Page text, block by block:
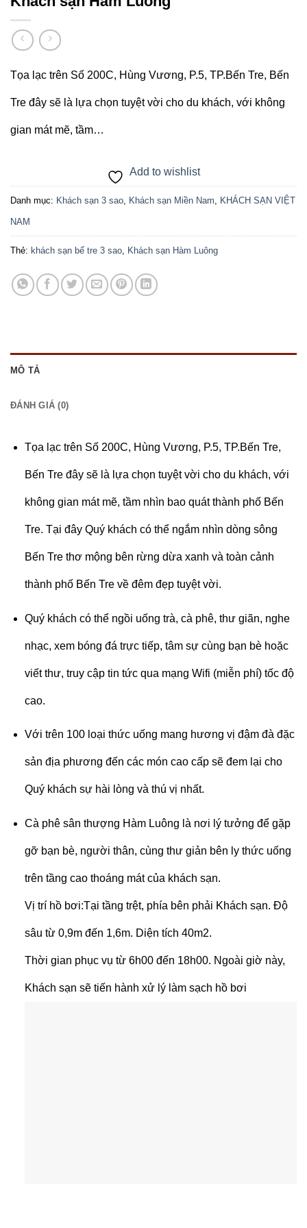
Tọa lạc trên Số 200C, Hùng Vương, P.5, TP.Bến Tre, Bến
Tre đây sẽ là lựa chọn tuyệt vời cho du khách, với không
gian mát mẽ, tầm…
Add to wishlist
Danh mục: Khách sạn 3 sao, Khách sạn Miền Nam, KHÁCH SẠN VIỆT
NAM
Thẻ: khách sạn bế tre 3 sao, Khách sạn Hàm Luông
MÔ TẢ
ĐÁNH GIÁ (0)
Tọa lạc trên Số 200C, Hùng Vương, P.5, TP.Bến Tre,
Bến Tre đây sẽ là lựa chọn tuyệt vời cho du khách, với
không gian mát mẽ, tầm nhìn bao quát thành phố Bến
Tre. Tại đây Quý khách có thể ngắm nhìn dòng sông
Bến Tre thơ mộng bên rừng dừa xanh và toàn cảnh
thành phố Bến Tre về đêm đẹp tuyệt vời.
Quý khách có thể ngồi uống trà, cà phê, thư giãn, nghe
nhạc, xem bóng đá trực tiếp, tâm sự cùng bạn bè hoặc
viết thư, truy cập tin tức qua mạng Wifi (miễn phí) tốc độ
cao.
Với trên 100 loại thức uống mang hương vị đậm đà đặc
sản địa phương đến các món cao cấp sẽ đem lại cho
Quý khách sự hài lòng và thú vị nhất.
Cà phê sân thượng Hàm Luông là nơi lý tưởng để gặp
gỡ bạn bè, người thân, cùng thư giản bên ly thức uống
trên tầng cao thoáng mát của khách sạn.
Vị trí hồ bơi:Tại tầng trệt, phía bên phải Khách sạn. Độ
sâu từ 0,9m đến 1,6m. Diện tích 40m2.
Thời gian phục vụ từ 6h00 đến 18h00. Ngoài giờ này,
Khách sạn sẽ tiến hành xử lý làm sạch hồ bơi